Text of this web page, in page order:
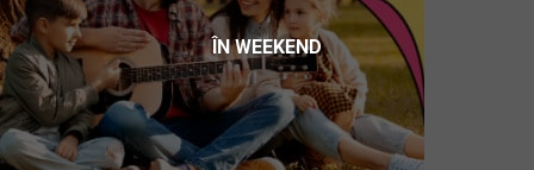
ÎN WEEKEND